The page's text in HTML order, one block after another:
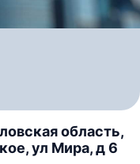
область,
ул Мира, д 6